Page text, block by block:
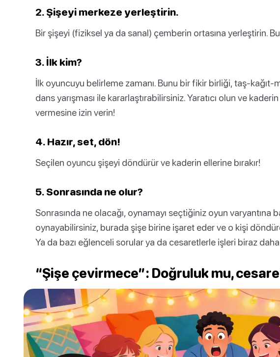
2. Şişeyi merkeze yerleştirin.
Bir şişeyi (fiziksel ya da sanal) çemberin ortasına yerleştirin.
3. İlk kim?
İlk oyuncuyu belirleme zamanı. Bunu bir fikir birliği, taş-
dans yarışması ile kararlaştırabilirsiniz. Yaratıcı olun ve
vermesine izin verin!
4. Hazır, set, dön!
Seçilen oyuncu şişeyi döndürür ve kaderin ellerine bırakır!
5. Sonrasında ne olur?
Sonrasında ne olacağı, oynamayı seçtiğiniz oyun varyantına
oynayabilirsiniz, burada şişe birine işaret eder ve o kişi
Ya da bazı eğlenceli sorular ya da cesaretlerle işleri biraz
“Şişe çevirmece”: Doğruluk mu,